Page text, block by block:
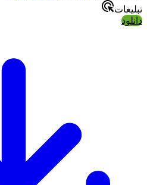
تبلیغات
دانلود